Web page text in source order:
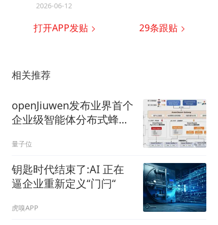
2026-06-12
打开APP发贴 29条跟贴
相关推荐
openJiuwen发布业界首个
企业级智能体分布式蜂群
金融生产环境
量子位
钥匙时代结束了:AI 正在
逼企业重新定义“门闩“
虎嗅APP